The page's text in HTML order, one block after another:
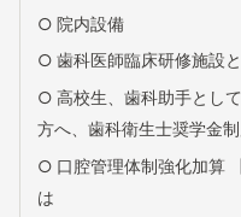
院内設備
歯科医師臨床研修施設
高校生、歯科助手とし
方へ、歯科衛生士奨学金
口腔管理体制強化加算
は